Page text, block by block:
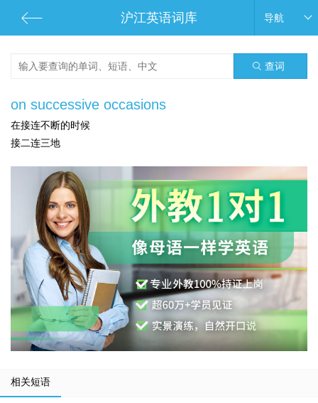
沪江英语词库 导航
查词
on successive occasions
在接连不断的时候
接二连三地
相关短语